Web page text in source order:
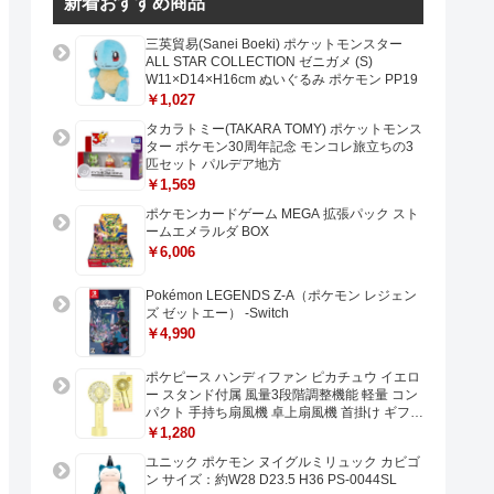
三英貿易(Sanei Boeki) ポケットモンスター
ALL STAR COLLECTION ゼニガメ (S)
W11×D14×H16cm ぬいぐるみ ポケモン PP19
￥1,027
タカラトミー(TAKARA TOMY) ポケットモンス
ター ポケモン30周年記念 モンコレ旅立ちの3
匹セット パルデア地方
￥1,569
ポケモンカードゲーム MEGA 拡張パック スト
ームエメラルダ BOX
￥6,006
Pokémon LEGENDS Z-A（ポケモン レジェン
ズ ゼットエー） -Switch
￥4,990
ポケピース ハンディファン ピカチュウ イエロ
ー スタンド付属 風量3段階調整機能 軽量 コン
パクト 手持ち扇風機 卓上扇風機 首掛け ギフト
プレゼントに最適 USB充電 Type-C対応
￥1,280
ユニック ポケモン ヌイグルミリュック カビゴ
ン サイズ：約W28 D23.5 H36 PS-0044SL